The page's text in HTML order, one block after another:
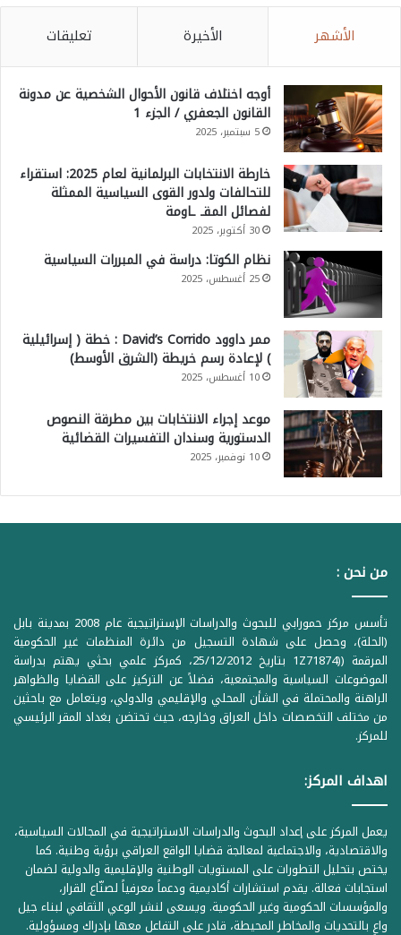
الأشهر الأخيرة تعليقات
أوجه اختلاف قانون الأحوال الشخصية عن مدونة
القانون الجعفري / الجزء 1
5 سبتمبر، 2025
خارطة الانتخابات البرلمانية لعام 2025: استقراء
للتحالفات ولدور القوى السياسية الممثلة
لفصائل المقـ ـاومة
30 أكتوبر، 2025
نظام الكوتا: دراسة في المبررات السياسية
25 أغسطس، 2025
ممر داوود David’s Corrido : خطة ( إسرائيلية
) لإعادة رسم خريطة (الشرق الأوسط)
10 أغسطس، 2025
موعد إجراء الانتخابات بين مطرقة النصوص
الدستورية وسندان التفسيرات القضائية
10 نوفمبر، 2025
من نحن :
تأسس مركز حمورابي للبحوث والدراسات الإستراتيجية عام 2008 بمدينة بابل
(الحلة)، وحصل على شهادة التسجيل من دائرة المنظمات غير الحكومية
المرقمة ((1Z71874 بتاريخ 25/12/2012، كمركز علمي بحثي يهتم بدراسة
الموضوعات السياسية والمجتمعية، فضلاً عن التركيز على القضايا والظواهر
الراهنة والمحتملة في الشأن المحلي والإقليمي والدولي، ويتعامل مع باحثين
من مختلف التخصصات داخل العراق وخارجه، حيث تحتضن بغداد المقر الرئيسي
للمركز.
اهداف المركز:
يعمل المركز على إعداد البحوث والدراسات الاستراتيجية في المجالات السياسية،
والاقتصادية، والاجتماعية لمعالجة قضايا الواقع العراقي برؤية وطنية. كما
يختص بتحليل التطورات على المستويات الوطنية والإقليمية والدولية لضمان
استجابات فعالة. يقدم استشارات أكاديمية ودعماً معرفياً لصنّاع القرار،
والمؤسسات الحكومية وغير الحكومية. ويسعى لنشر الوعي الثقافي لبناء جيل
واعٍ بالتحديات والمخاطر المحيطة، قادر على التفاعل معها بإدراك ومسؤولية.